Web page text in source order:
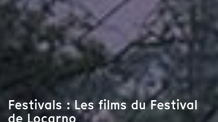
Festivals : Les films du Festival